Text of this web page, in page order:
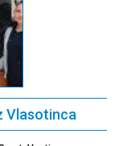
Vlasotinca